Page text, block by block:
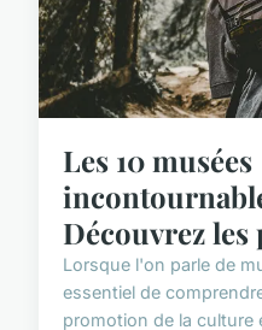
Les 10 musées
Découvrez les
Lorsque l'on parle de
essentiel de
promotion de la culture